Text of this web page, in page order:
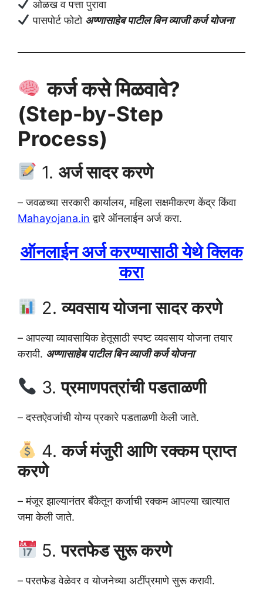
ओळख व पत्ता पुरावा
पासपोर्ट फोटो अण्णासाहेब पाटील बिन व्याजी कर्ज योजना
कर्ज कसे मिळवावे?
(Step-by-Step
Process)
1. अर्ज सादर करणे
– जवळच्या सरकारी कार्यालय, महिला सक्षमीकरण केंद्र किंवा
Mahayojana.in द्वारे ऑनलाईन अर्ज करा.
ऑनलाईन अर्ज करण्यासाठी येथे क्लिक
करा
2.व्यवसाय योजना सादर करणे
– आपल्या व्यावसायिक हेतूसाठी स्पष्ट व्यवसाय योजना तयार
करावी. अण्णासाहेब पाटील बिन व्याजी कर्ज योजना
3.प्रमाणपत्रांची पडताळणी
– दस्तऐवजांची योग्य प्रकारे पडताळणी केली जाते.
4.कर्ज मंजुरी आणि रक्कम प्राप्त
करणे
– मंजूर झाल्यानंतर बँकेतून कर्जाची रक्कम आपल्या खात्यात
जमा केली जाते.
5.परतफेड सुरू करणे
– परतफेड वेळेवर व योजनेच्या अटींप्रमाणे सुरू करावी.